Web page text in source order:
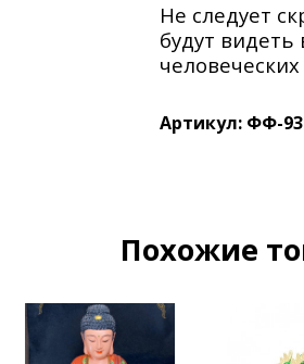
Не следует
будут
Артикул: ФФ-93
Похожие